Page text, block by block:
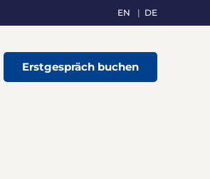
EN DE
Erstgespräch buchen